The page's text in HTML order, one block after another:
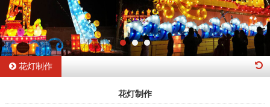
花灯制作
花灯制作